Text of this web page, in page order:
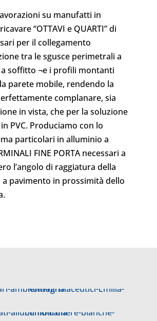
su manufatti in
“OTTAVI e QUARTI” di
per il collegamento
tra le sgusce perimetrali a
soffitto ¬e i profili montanti
parete mobile, rendendo la
complanare, sia
in vista, che per la soluzione
PVC. Produciamo con lo
particolari in alluminio a
FINE PORTA necessari a
l’angolo di raggiatura della
a pavimento in prossimità dello